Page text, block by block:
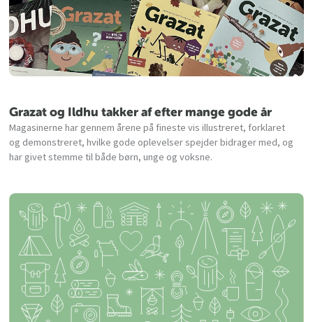
Grazat og Ildhu takker af efter mange gode år
Magasinerne har gennem årene på fineste vis illustreret, forklaret
og demonstreret, hvilke gode oplevelser spejder bidrager med, og
har givet stemme til både børn, unge og voksne.